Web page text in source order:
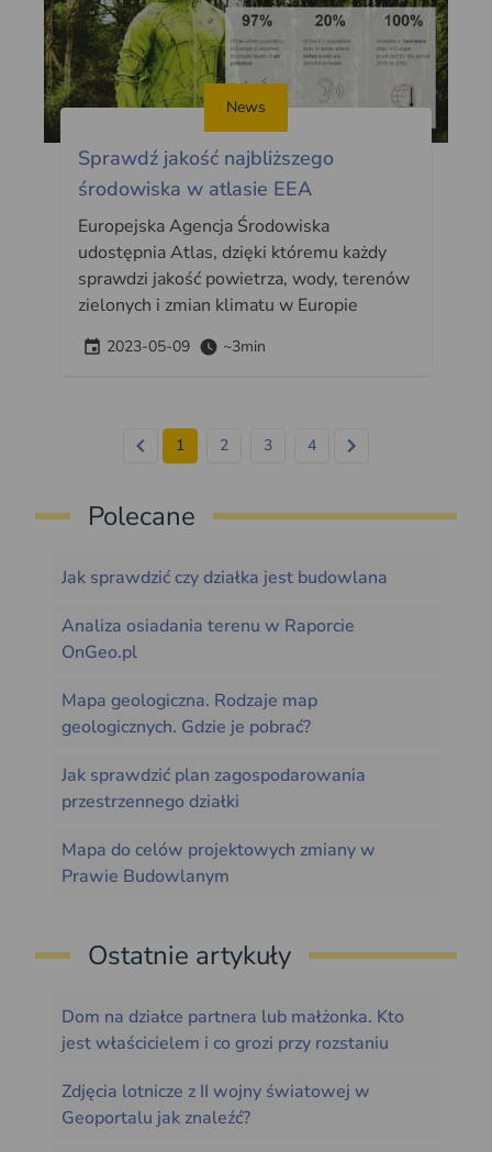
News
Sprawdź jakość najbliższego
środowiska w atlasie EEA
Europejska Agencja Środowiska
udostępnia Atlas, dzięki któremu każdy
sprawdzi jakość powietrza, wody, terenów
zielonych i zmian klimatu w Europie
2023-05-09 ~3min
1 2 3 4
Polecane
Jak sprawdzić czy działka jest budowlana
Analiza osiadania terenu w Raporcie
OnGeo.pl
Mapa geologiczna. Rodzaje map
geologicznych. Gdzie je pobrać?
Jak sprawdzić plan zagospodarowania
przestrzennego działki
Mapa do celów projektowych zmiany w
Prawie Budowlanym
Ostatnie artykuły
Dom na działce partnera lub małżonka. Kto
jest właścicielem i co grozi przy rozstaniu
Zdjęcia lotnicze z II wojny światowej w
Geoportalu jak znaleźć?